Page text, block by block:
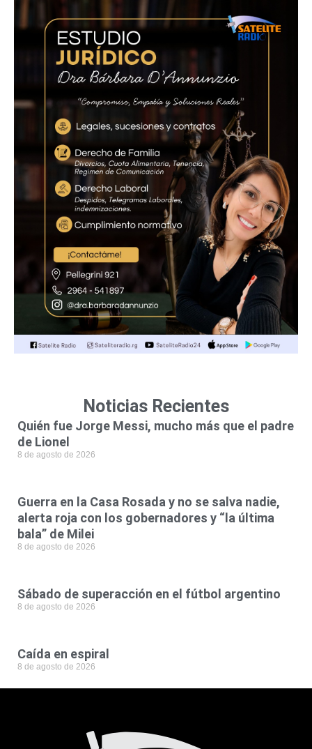
Noticias Recientes
Quién fue Jorge Messi, mucho más que el padre
de Lionel
8 de agosto de 2026
Guerra en la Casa Rosada y no se salva nadie,
alerta roja con los gobernadores y “la última
bala” de Milei
8 de agosto de 2026
Sábado de superacción en el fútbol argentino
8 de agosto de 2026
Caída en espiral
8 de agosto de 2026